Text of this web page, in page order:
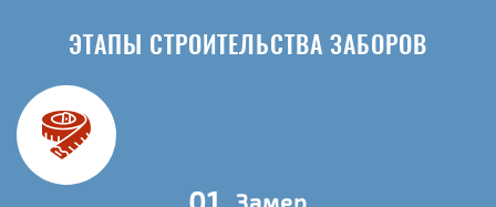
ЭТАПЫ СТРОИТЕЛЬСТВА ЗАБОРОВ